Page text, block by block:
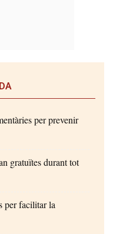
per prevenir
gratuïtes durant tot
per facilitar la